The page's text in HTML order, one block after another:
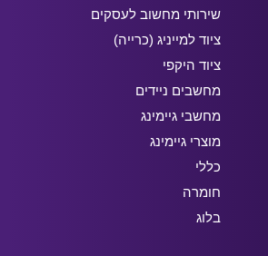
שירותי מחשוב לעסקים
ציוד למייניג (כרייה)
ציוד היקפי
מחשבים ניידים
מחשבי גיימינג
מוצרי גיימינג
כללי
חומרה
בלוג